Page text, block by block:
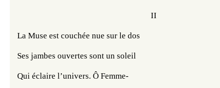
II
La Muse est couchée nue sur le dos
Ses jambes ouvertes sont un soleil
Qui éclaire l’univers. Ô Femme-